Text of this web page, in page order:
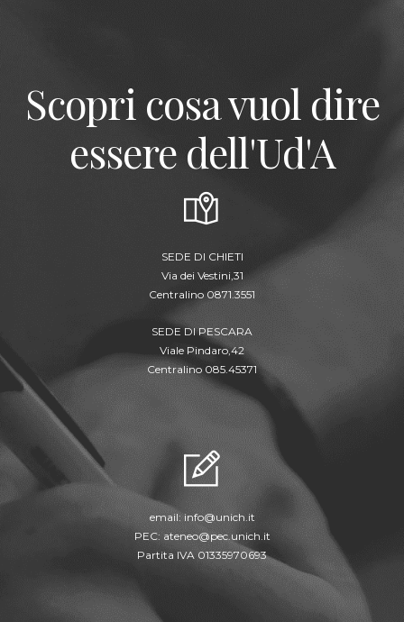
Scopri cosa vuol dire
essere dell'Ud'A
SEDE DI CHIETI
Via dei Vestini,31
Centralino 0871.3551
SEDE DI PESCARA
Viale Pindaro,42
Centralino 085.45371
email: info@unich.it
PEC: ateneo@pec.unich.it
Partita IVA 01335970693